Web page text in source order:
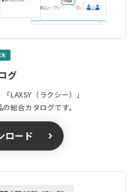
グ
LAXSY（ラクシー）」
総合カタログです。
ロード